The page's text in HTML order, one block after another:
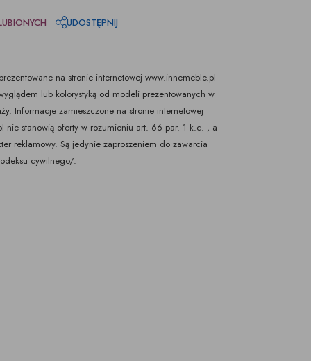
UDOSTĘPNIJ
na stronie internetowej www.innemeble.pl
lub kolorystyką od modeli prezentowanych w
Informacje zamieszczone na stronie internetowej
nie stanowią oferty w rozumieniu art. 66 par. 1 k.c. , a
reklamowy. Są jedynie zaproszeniem do zawarcia
cywilnego/.